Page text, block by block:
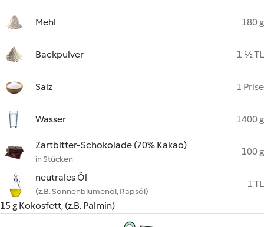
Mehl 180 g
Backpulver 1 ½ TL
Salz 1 Prise
Wasser 1400 g
Zartbitter-Schokolade (70% Kakao)
in Stücken
100 g
neutrales Öl
(z.B. Sonnenblumenöl, Rapsöl)
1 TL
15 g Kokosfett, (z.B. Palmin)